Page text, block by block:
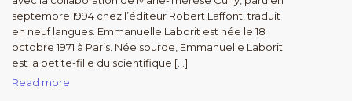
septembre 1994 chez l’éditeur Robert Laffont, traduit
en neuf langues. Emmanuelle Laborit est née le 18
octobre 1971 à Paris. Née sourde, Emmanuelle Laborit
est la petite-fille du scientifique […]
Read more